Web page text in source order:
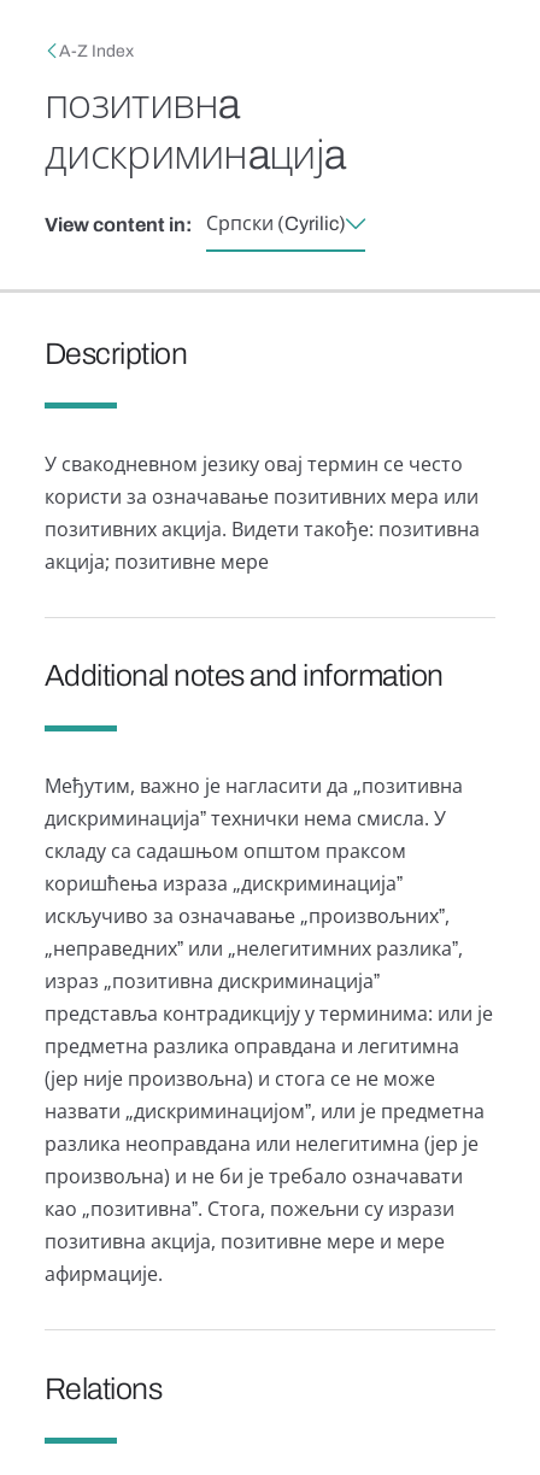
Breadcrumb
A-Z Index
позитивнa
дискриминaцијa
View content in: Српски (Cyrilic)
Description
У свакодневном језику овај термин се често
користи за означавање позитивних мера или
позитивних акција. Видети такође: позитивна
акција; позитивне мере
Additional notes and information
Међутим, важно је нагласити да „позитивна
дискриминацијаˮ технички нема смисла. У
складу са садашњом општом праксом
коришћења израза „дискриминацијаˮ
искључиво за означавање „произвољнихˮ,
„неправеднихˮ или „нелегитимних разликаˮ,
израз „позитивна дискриминацијаˮ
представља контрадикцију у терминима: или је
предметна разлика оправдана и легитимна
(јер није произвољна) и стога се не може
назвати „дискриминацијомˮ, или је предметна
разлика неоправдана или нелегитимна (јер је
произвољна) и не би је требало означавати
као „позитивнаˮ. Стога, пожељни су изрази
позитивна акција, позитивне мере и мере
афирмације.
Relations